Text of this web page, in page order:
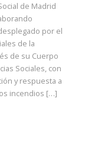
de Madrid
por el
de la
de su Cuerpo
Sociales, con
y respuesta a
incendios […]